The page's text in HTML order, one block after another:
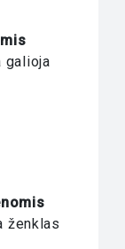
galioja
ženklas